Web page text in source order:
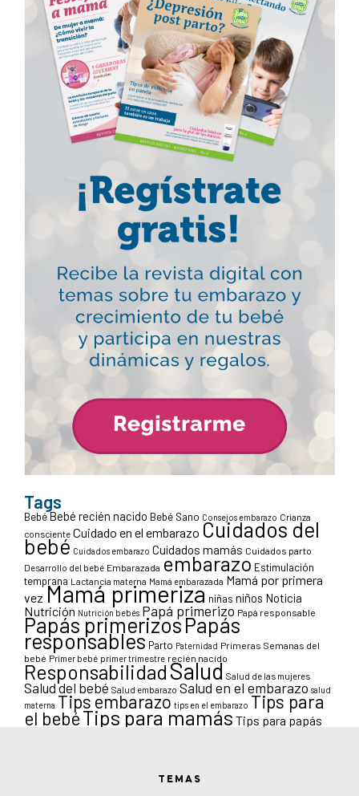
Tags
BebéBebé recién nacido Bebé Sano Consejos embarazo Crianza
consciente Cuidado en el embarazo Cuidados del
bebé Cuidados embarazo Cuidados mamás Cuidados parto
Desarrollo del bebé Embarazada embarazo Estimulación
temprana Lactancia materna Mamá embarazada Mamá por primera
vez Mamá primeriza niñas niños Noticia
Nutrición Nutrición bebés Papá primerizo Papá responsable
Papás primerizosPapás
responsables Parto Paternidad Primeras Semanas del
bebé Primer bebé primer trimestre recién nacido
Responsabilidad Salud Salud de las mujeres
Salud del bebé Salud embarazo Salud en el embarazo salud
materna Tips embarazo tips en el embarazo Tips para
el bebéTips para mamásTips para papás
TEMAS